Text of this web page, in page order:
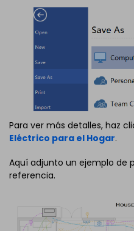
Para ver más detalles, haz
Eléctrico para el Hogar.
Aquí adjunto un ejemplo de
referencia.